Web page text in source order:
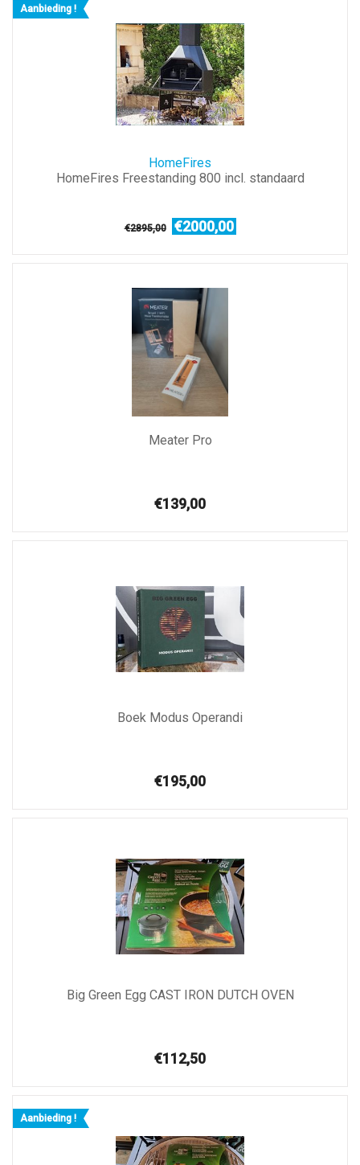
HomeFires
HomeFires Freestanding 800 incl. standaard
€2895,00 €2000,00
Aanbieding !
Meater Pro
€139,00
Boek Modus Operandi
€195,00
Big Green Egg CAST IRON DUTCH OVEN
€112,50
Aanbieding !